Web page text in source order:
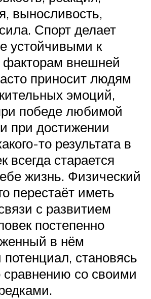
выносливость,
Спорт делает
устойчивыми к
факторам внешней
приносит людям
эмоций,
победе любимой
при достижении
то результата в
всегда старается
жизнь. Физический
перестаёт иметь
с развитием
постепенно
в нём
становясь
со своими